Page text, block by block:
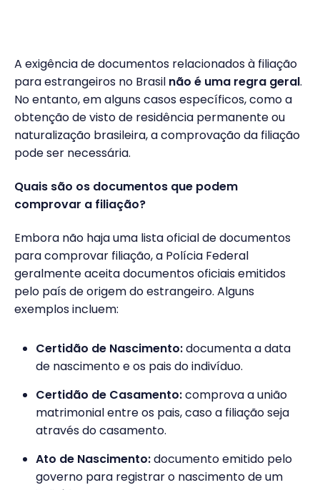
A exigência de documentos relacionados à filiação
para estrangeiros no Brasil não é uma regra geral.
No entanto, em alguns casos específicos, como a
obtenção de visto de residência permanente ou
naturalização brasileira, a comprovação da filiação
pode ser necessária.
Quais são os documentos que podem
comprovar a filiação?
Embora não haja uma lista oficial de documentos
para comprovar filiação, a Polícia Federal
geralmente aceita documentos oficiais emitidos
pelo país de origem do estrangeiro. Alguns
exemplos incluem:
Certidão de Nascimento:documenta a data
de nascimento e os pais do indivíduo.
Certidão de Casamento:comprova a união
matrimonial entre os pais, caso a filiação seja
através do casamento.
Ato de Nascimento:documento emitido pelo
governo para registrar o nascimento de um